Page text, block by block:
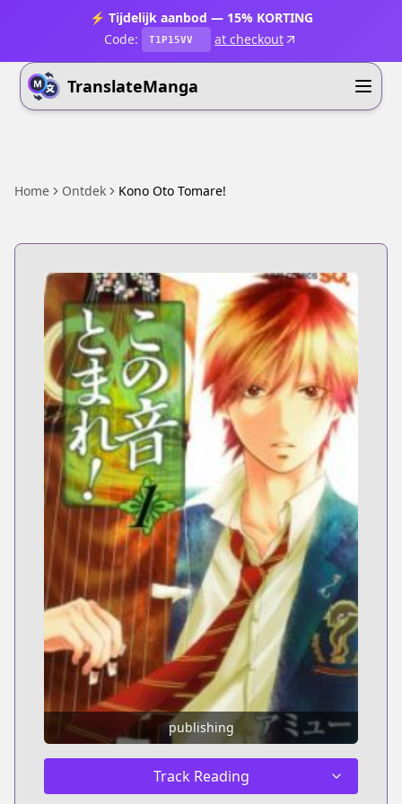
⚡ Tijdelijk aanbod — 15% KORTING
Code:
T1P15VV at checkout
TranslateManga
Home Ontdek Kono Oto Tomare!
publishing
Track Reading